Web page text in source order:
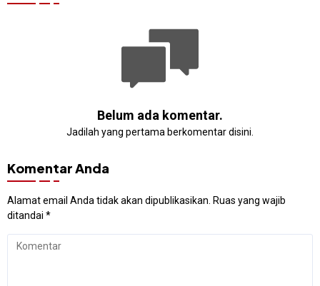
Belum ada komentar.
Jadilah yang pertama berkomentar disini.
Komentar Anda
Alamat email Anda tidak akan dipublikasikan. Ruas yang wajib
ditandai *